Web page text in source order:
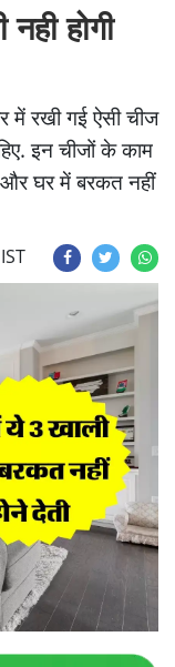
होगी
में रखी गई ऐसी चीज
इन चीजों के काम
और घर में बरकत नहीं